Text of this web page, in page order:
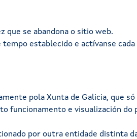
que se abandona o sitio web.
establecido e actívanse
pola Xunta de Galicia, que
funcionamento e visualización
por outra entidade distinta